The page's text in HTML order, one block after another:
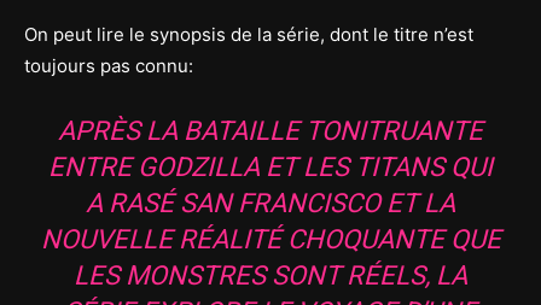
On peut lire le synopsis de la série, dont le titre n’est
toujours pas connu:
APRÈS LA BATAILLE TONITRUANTE
ENTRE GODZILLA ET LES TITANS QUI
A RASÉ SAN FRANCISCO ET LA
NOUVELLE RÉALITÉ CHOQUANTE QUE
LES MONSTRES SONT RÉELS, LA